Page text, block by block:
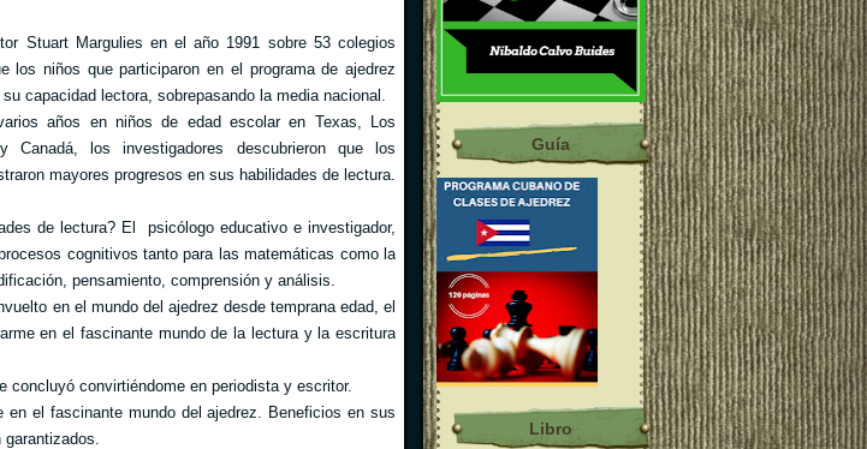
Stuart Margulies en el año 1991 sobre 53 colegios
los niños que participaron en el programa de ajedrez
capacidad lectora, sobrepasando la media nacional.
años en niños de edad escolar en Texas, Los
Canadá, los investigadores descubrieron que los
mayores progresos en sus habilidades de lectura.
de lectura? El psicólogo educativo e investigador,
cognitivos tanto para las matemáticas como la
pensamiento, comprensión y análisis.
en el mundo del ajedrez desde temprana edad, el
en el fascinante mundo de la lectura y la escritura
concluyó convirtiéndome en periodista y escritor.
en el fascinante mundo del ajedrez. Beneficios en sus
garantizados.
Guía
Libro